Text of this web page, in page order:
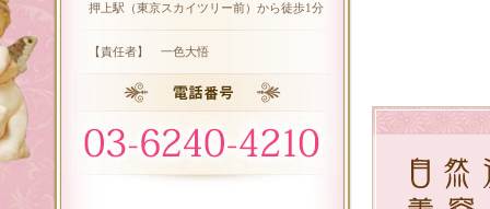
押上駅（東京スカイツリー前）から徒歩1分
【責任者】 一色大悟